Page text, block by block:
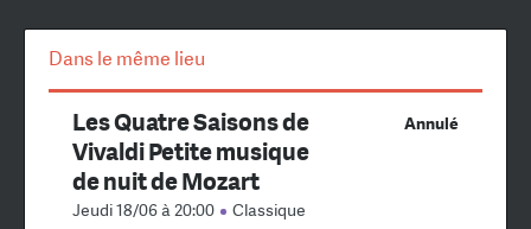
Dans le même lieu
Annulé
Les Quatre Saisons de
Vivaldi Petite musique
de nuit de Mozart
Jeudi 18/06 à 20:00 Classique